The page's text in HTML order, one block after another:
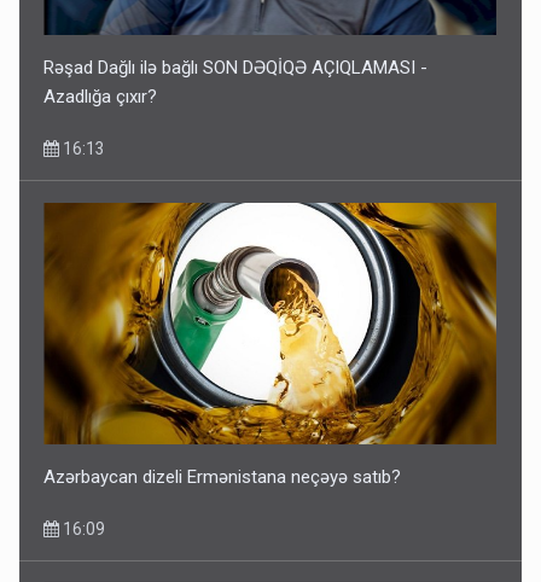
Rəşad Dağlı ilə bağlı SON DƏQİQƏ AÇIQLAMASI -
Azadlığa çıxır?
16:13
Azərbaycan dizeli Ermənistana neçəyə satıb?
16:09